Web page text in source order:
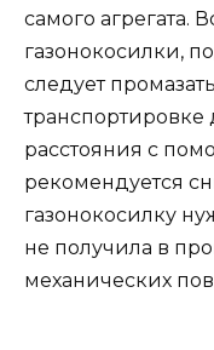
самого агрегата.
газонокосилки,
следует
расстояния с
рекомендуется
газонокосилку
не получила в
механических